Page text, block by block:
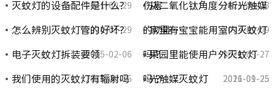
2021-09-29 伤害 2021-09-28
灭蚊灯的设备配件是什么?
2016-01-29
从二氧化钛角度分析光触媒
的功能… 2014-09-09
怎么辨别灭蚊灯管的好坏?
2015-02-06
家里有宝宝能用室内灭蚊灯
吗？ 2021-09-27
电子灭蚊灯拆装要领
2014-06-25
果园里能使用户外灭蚊灯
吗？ 2021-09-25
我们使用的灭蚊灯有辐射吗 光触媒灭蚊灯 2016-01-25